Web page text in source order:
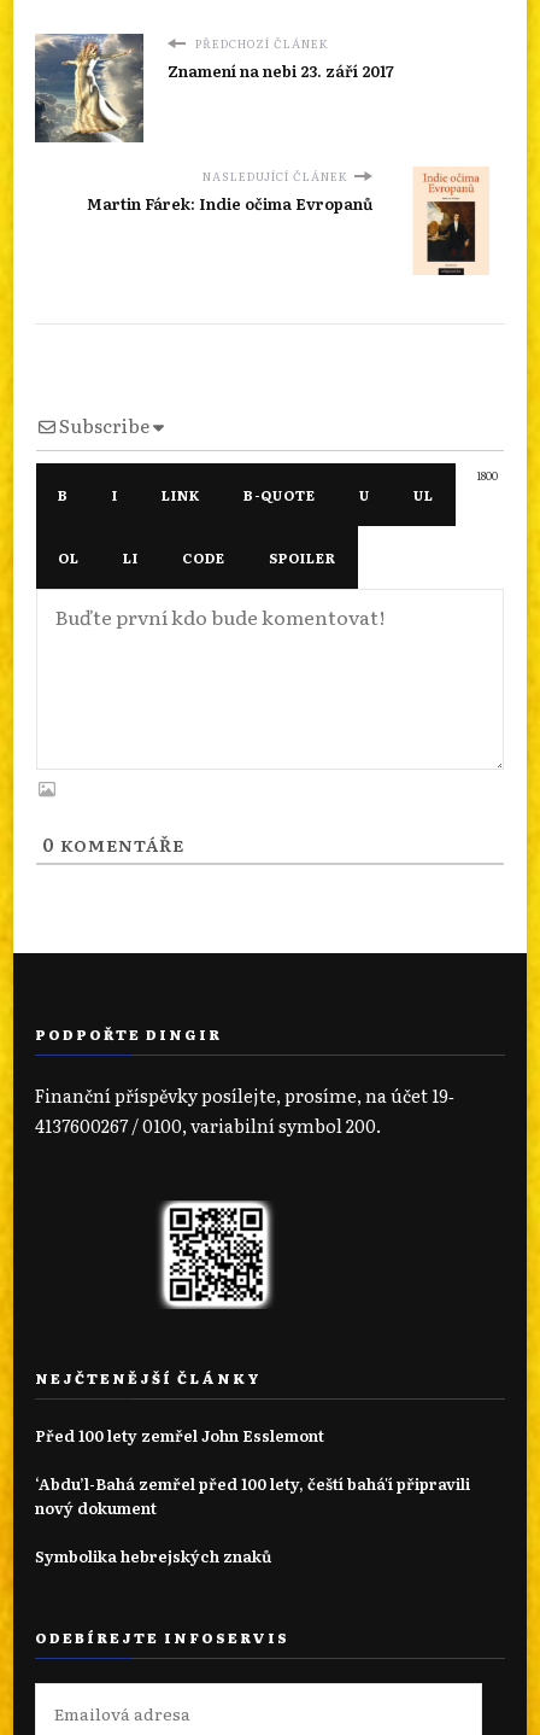
PŘEDCHOZÍ ČLÁNEK
Znamení na nebi 23. září 2017
NASLEDUJÍCÍ ČLÁNEK
Martin Fárek: Indie očima Evropanů
Subscribe
1800
0 KOMENTÁŘE
PODPOŘTE DINGIR
Finanční příspěvky posílejte, prosíme, na účet 19‐
4137600267 / 0100, variabilní symbol 200.
NEJČTENĚJŠÍ ČLÁNKY
Před 100 lety zemřel John Esslemont
‘Abdu’l-Bahá zemřel před 100 lety, čeští bahá'í připravili
nový dokument
Symbolika hebrejských znaků
ODEBÍREJTE INFOSERVIS
Emailová